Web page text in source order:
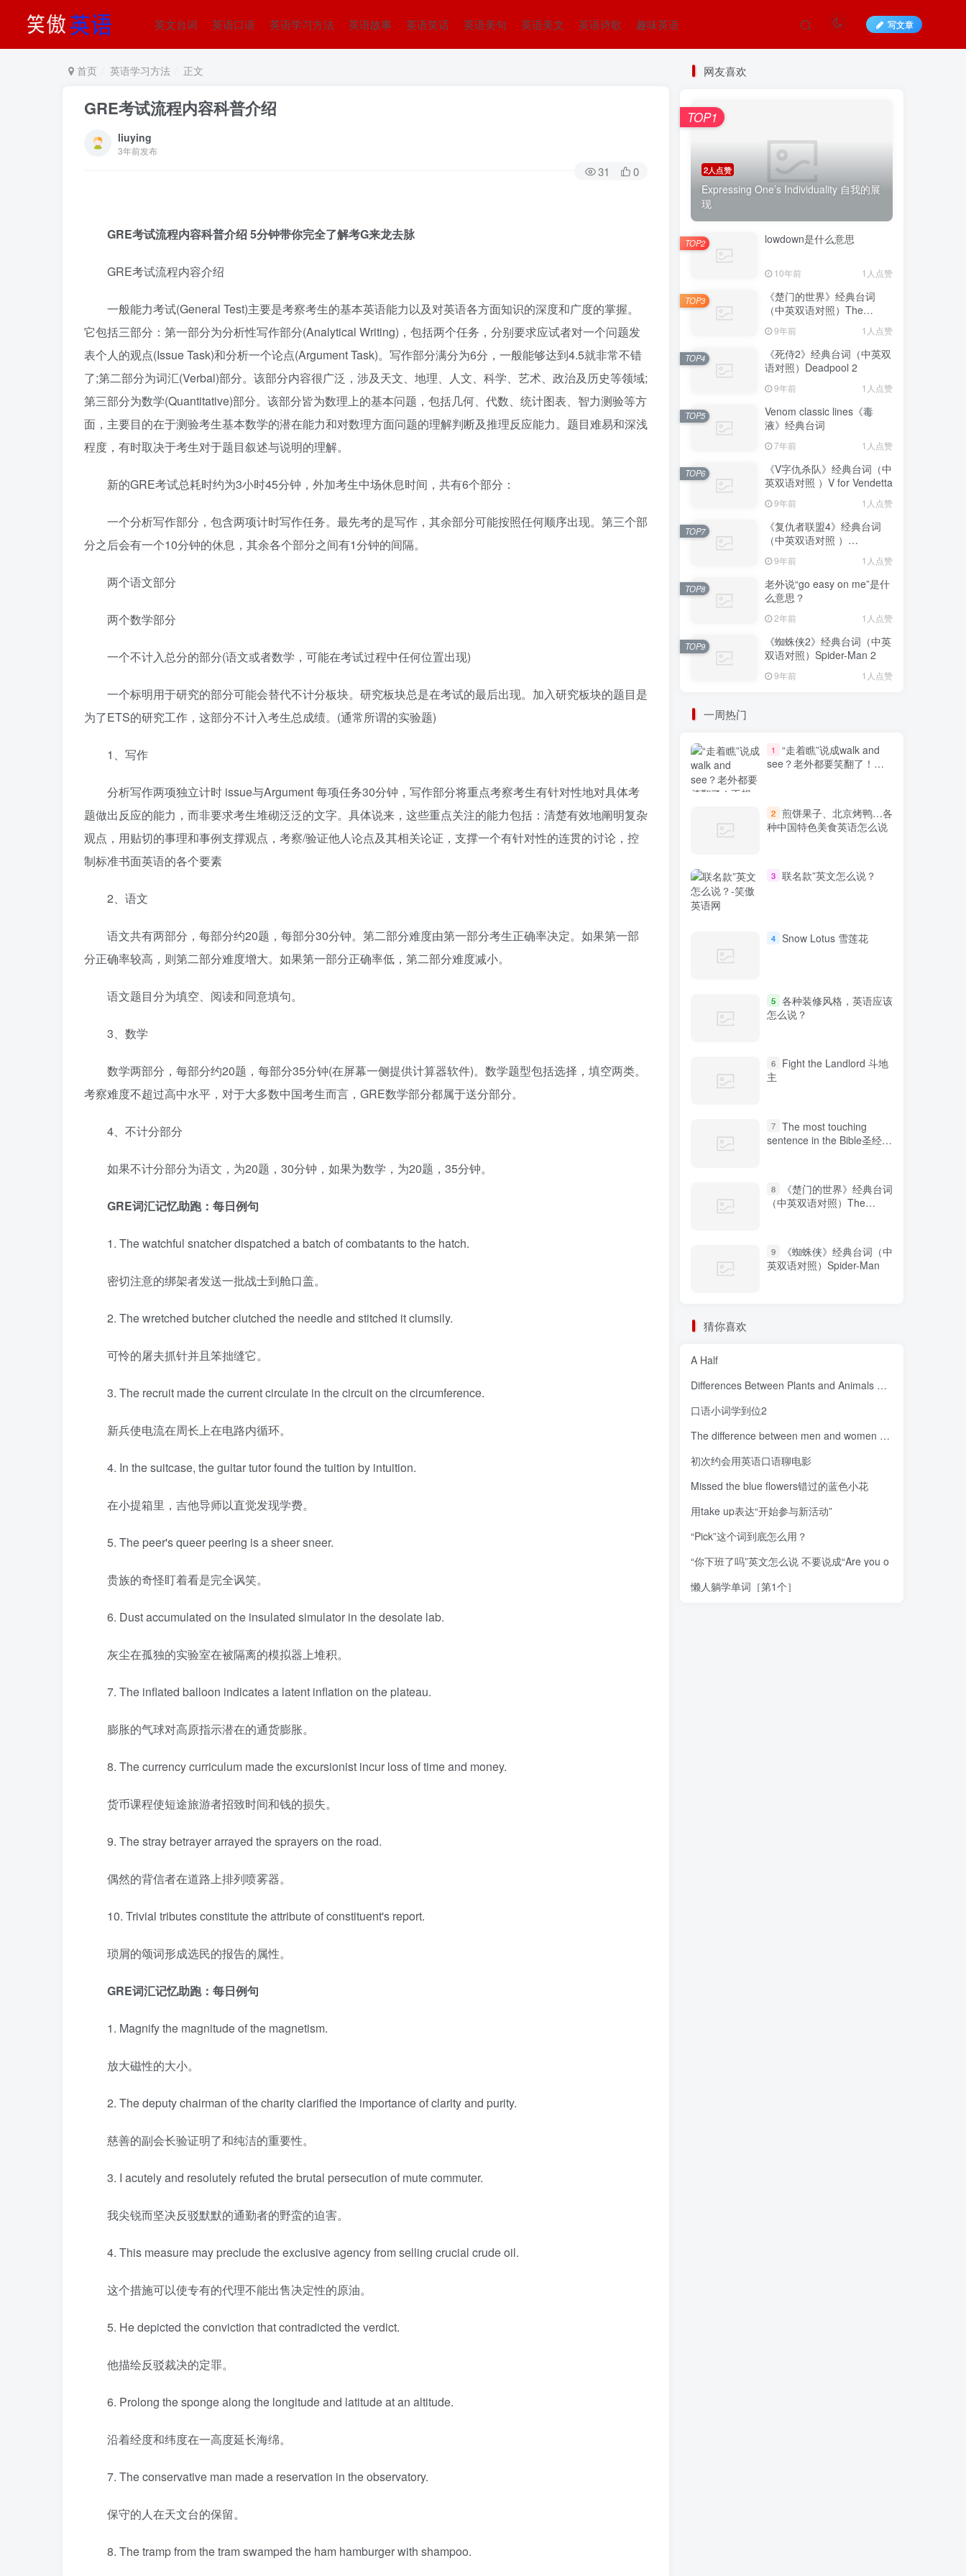
英文台词 英语口语 英语学习方法 英语故事 英语笑话 英语美句 英语美文 英语诗歌 趣味英语 写文章
首页 英语学习方法 正文
GRE考试流程内容科普介绍
liuying
3年前发布
31 0
GRE考试流程内容科普介绍 5分钟带你完全了解考G来龙去脉
GRE考试流程内容介绍
一般能力考试(General Test)主要是考察考生的基本英语能力以及对英语各方面知识的深度和广度的掌握。
它包括三部分：第一部分为分析性写作部分(Analytical Writing)，包括两个任务，分别要求应试者对一个问题发
表个人的观点(Issue Task)和分析一个论点(Argument Task)。写作部分满分为6分，一般能够达到4.5就非常不错
了;第二部分为词汇(Verbal)部分。该部分内容很广泛，涉及天文、地理、人文、科学、艺术、政治及历史等领域;
第三部分为数学(Quantitative)部分。该部分皆为数理上的基本问题，包括几何、代数、统计图表、智力测验等方
面，主要目的在于测验考生基本数学的潜在能力和对数理方面问题的理解判断及推理反应能力。题目难易和深浅
程度，有时取决于考生对于题目叙述与说明的理解。
新的GRE考试总耗时约为3小时45分钟，外加考生中场休息时间，共有6个部分：
一个分析写作部分，包含两项计时写作任务。最先考的是写作，其余部分可能按照任何顺序出现。第三个部
分之后会有一个10分钟的休息，其余各个部分之间有1分钟的间隔。
两个语文部分
两个数学部分
一个不计入总分的部分(语文或者数学，可能在考试过程中任何位置出现)
一个标明用于研究的部分可能会替代不计分板块。研究板块总是在考试的最后出现。加入研究板块的题目是
为了ETS的研究工作，这部分不计入考生总成绩。(通常所谓的实验题)
1、写作
分析写作两项独立计时 issue与Argument 每项任务30分钟，写作部分将重点考察考生有针对性地对具体考
题做出反应的能力，而非要求考生堆砌泛泛的文字。具体说来，这些重点关注的能力包括：清楚有效地阐明复杂
观点，用贴切的事理和事例支撑观点，考察/验证他人论点及其相关论证，支撑一个有针对性的连贯的讨论，控
制标准书面英语的各个要素
2、语文
语文共有两部分，每部分约20题，每部分30分钟。第二部分难度由第一部分考生正确率决定。如果第一部
分正确率较高，则第二部分难度增大。如果第一部分正确率低，第二部分难度减小。
语文题目分为填空、阅读和同意填句。
3、数学
数学两部分，每部分约20题，每部分35分钟(在屏幕一侧提供计算器软件)。数学题型包括选择，填空两类。
考察难度不超过高中水平，对于大多数中国考生而言，GRE数学部分都属于送分部分。
4、不计分部分
如果不计分部分为语文，为20题，30分钟，如果为数学，为20题，35分钟。
GRE词汇记忆助跑：每日例句
1. The watchful snatcher dispatched a batch of combatants to the hatch.
密切注意的绑架者发送一批战士到舱口盖。
2. The wretched butcher clutched the needle and stitched it clumsily.
可怜的屠夫抓针并且笨拙缝它。
3. The recruit made the current circulate in the circuit on the circumference.
新兵使电流在周长上在电路内循环。
4. In the suitcase, the guitar tutor found the tuition by intuition.
在小提箱里，吉他导师以直觉发现学费。
5. The peer's queer peering is a sheer sneer.
贵族的奇怪盯着看是完全讽笑。
6. Dust accumulated on the insulated simulator in the desolate lab.
灰尘在孤独的实验室在被隔离的模拟器上堆积。
7. The inflated balloon indicates a latent inflation on the plateau.
膨胀的气球对高原指示潜在的通货膨胀。
8. The currency curriculum made the excursionist incur loss of time and money.
货币课程使短途旅游者招致时间和钱的损失。
9. The stray betrayer arrayed the sprayers on the road.
偶然的背信者在道路上排列喷雾器。
10. Trivial tributes constitute the attribute of constituent's report.
琐屑的颂词形成选民的报告的属性。
GRE词汇记忆助跑：每日例句
1. Magnify the magnitude of the magnetism.
放大磁性的大小。
2. The deputy chairman of the charity clarified the importance of clarity and purity.
慈善的副会长验证明了和纯洁的重要性。
3. I acutely and resolutely refuted the brutal persecution of mute commuter.
我尖锐而坚决反驳默默的通勤者的野蛮的迫害。
4. This measure may preclude the exclusive agency from selling crucial crude oil.
这个措施可以使专有的代理不能出售决定性的原油。
5. He depicted the conviction that contradicted the verdict.
他描绘反驳裁决的定罪。
6. Prolong the sponge along the longitude and latitude at an altitude.
沿着经度和纬度在一高度延长海绵。
7. The conservative man made a reservation in the observatory.
保守的人在天文台的保留。
8. The tramp from the tram swamped the ham hamburger with shampoo.
网友喜欢
2人点赞
Expressing One’s Individuality 自我的展
现
TOP1
lowdown是什么意思
10年前 1人点赞
TOP2
《楚门的世界》经典台词
（中英双语对照）The
9年前 1人点赞
TOP3
《死侍2》经典台词（中英双
语对照）Deadpool 2
9年前 1人点赞
TOP4
Venom classic lines《毒
液》经典台词
7年前 1人点赞
TOP5
《V字仇杀队》经典台词（中
英双语对照 ）V for Vendetta
9年前 1人点赞
TOP6
《复仇者联盟4》经典台词
（中英双语对照 ）
Avengers: Endgame
9年前 1人点赞
TOP7
老外说“go easy on me”是什
么意思？
2年前 1人点赞
TOP8
《蜘蛛侠2》经典台词（中英
双语对照）Spider-Man 2
9年前 1人点赞
TOP9
一周热门
1
“走着瞧”说成walk and
see？老外都要笑翻了！不
2 煎饼果子、北京烤鸭…各
种中国特色美食英语怎么说
3 联名款”英文怎么说？
4 Snow Lotus 雪莲花
5 各种装修风格，英语应该
怎么说？
6
Fight the Landlord 斗地
主
7 The most touching
sentence in the Bible圣经中
8
《楚门的世界》经典台词
（中英双语对照）The
9
《蜘蛛侠》经典台词（中
英双语对照）Spider-Man
猜你喜欢
A Half
Differences Between Plants and Animals 动植物间的差异
口语小词学到位2
The difference between men and women 男女的不同
初次约会用英语口语聊电影
Missed the blue flowers错过的蓝色小花
用take up表达“开始参与新活动”
“Pick”这个词到底怎么用？
“你下班了吗”英文怎么说 不要说成“Are you o
懒人躺学单词［第1个］